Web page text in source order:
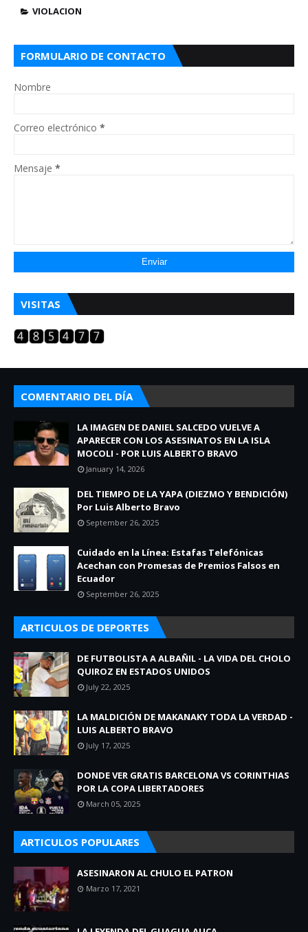
VIOLACION
FORMULARIO DE CONTACTO
Nombre
Correo electrónico *
Mensaje *
VISITAS
COMENTARIO DEL DÍA
LA IMAGEN DE DANIEL SALCEDO VUELVE A
APARECER CON LOS ASESINATOS EN LA ISLA
MOCOLI - POR LUIS ALBERTO BRAVO
January 14, 2026
DEL TIEMPO DE LA YAPA (DIEZMO Y BENDICIÓN)
Por Luis Alberto Bravo
September 26, 2025
Cuidado en la Línea: Estafas Telefónicas
Acechan con Promesas de Premios Falsos en
Ecuador
September 26, 2025
ARTICULOS DE DEPORTES
DE FUTBOLISTA A ALBAÑIL - LA VIDA DEL CHOLO
QUIROZ EN ESTADOS UNIDOS
July 22, 2025
LA MALDICIÓN DE MAKANAKY TODA LA VERDAD -
LUIS ALBERTO BRAVO
July 17, 2025
DONDE VER GRATIS BARCELONA VS CORINTHIAS
POR LA COPA LIBERTADORES
March 05, 2025
ARTICULOS POPULARES
ASESINARON AL CHULO EL PATRON
Marzo 17, 2021